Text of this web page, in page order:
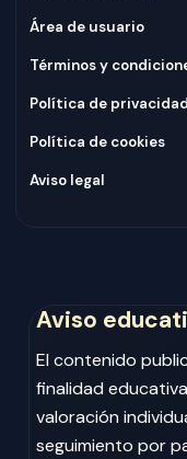
Área de usuario
Términos y
Política de privacidad
Política de cookies
Aviso legal
Aviso
El contenido
finalidad
valoración
seguimiento por